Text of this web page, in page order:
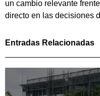
un cambio relevante
directo en las decisiones
Entradas Relacionadas